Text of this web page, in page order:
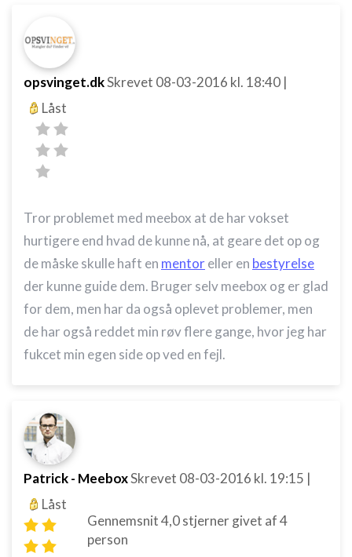
opsvinget.dkSkrevet 08-03-2016 kl. 18:40 |
Låst
Tror problemet med meebox at de har vokset
hurtigere end hvad de kunne nå, at geare det op og
de måske skulle haft en mentoreller en bestyrelse
der kunne guide dem. Bruger selv meebox og er glad
for dem, men har da også oplevet problemer, men
de har også reddet min røv flere gange, hvor jeg har
fukcet min egen side op ved en fejl.
Patrick - MeeboxSkrevet 08-03-2016 kl. 19:15 |
Låst
Gennemsnit4,0stjerner givet af4
person